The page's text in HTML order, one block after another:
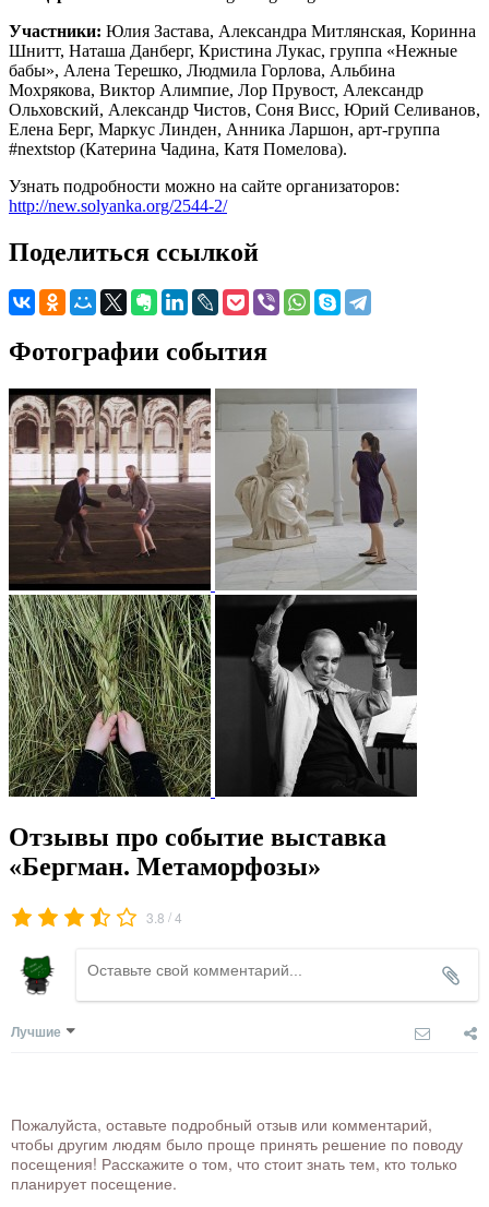
Участники: Юлия Застава, Александра Митлянская, Коринна
Шнитт, Наташа Данберг, Кристина Лукас, группа «Нежные
бабы», Алена Терешко, Людмила Горлова, Альбина
Мохрякова, Виктор Алимпие, Лор Прувост, Александр
Ольховский, Александр Чистов, Соня Висс, Юрий Селиванов,
Елена Берг, Маркус Линден, Анника Ларшон, арт-группа
#nextstop (Катерина Чадина, Катя Помелова).
Узнать подробности можно на сайте организаторов:
http://new.solyanka.org/2544-2/
Поделиться ссылкой
Фотографии события
Отзывы про событие выставка
«Бергман. Метаморфозы»
3.8 /4
Лучшие
Пожалуйста, оставьте подробный отзыв или комментарий,
чтобы другим людям было проще принять решение по поводу
посещения! Расскажите о том, что стоит знать тем, кто только
планирует посещение.